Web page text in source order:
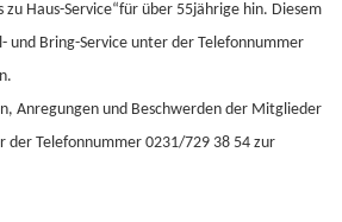
zu Haus-Service“für über 55jährige hin. Diesem
und Bring-Service unter der Telefonnummer
Anregungen und Beschwerden der Mitglieder
der Telefonnummer 0231/729 38 54 zur